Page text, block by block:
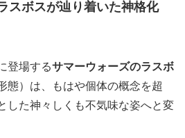
スボスが辿り着いた神格化
登場するサマーウォーズのラスボ
態）は、もはや個体の概念を超
した神々しくも不気味な姿へと変